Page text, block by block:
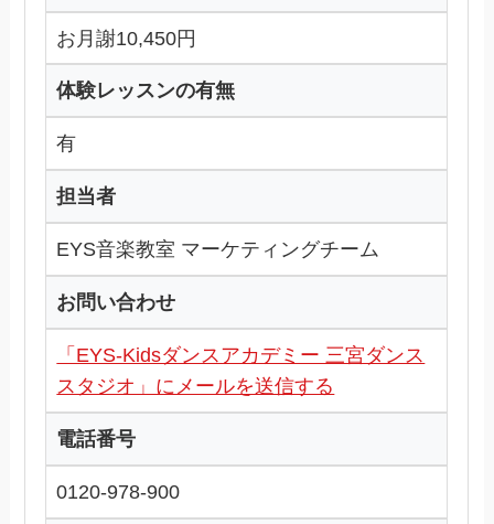
お月謝10,450円
体験レッスンの有無
有
担当者
EYS音楽教室 マーケティングチーム
お問い合わせ
「EYS-Kidsダンスアカデミー 三宮ダンス
スタジオ」にメールを送信する
電話番号
0120-978-900